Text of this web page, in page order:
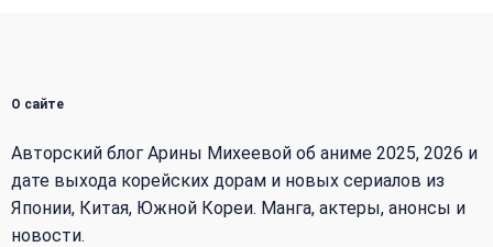
О сайте
Авторский блог Арины Михеевой об аниме 2025, 2026 и
дате выхода корейских дорам и новых сериалов из
Японии, Китая, Южной Кореи. Манга, актеры, анонсы и
новости.